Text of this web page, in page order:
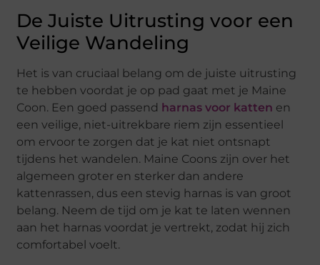
De Juiste Uitrusting voor een
Veilige Wandeling
Het is van cruciaal belang om de juiste uitrusting
te hebben voordat je op pad gaat met je Maine
Coon. Een goed passend harnas voor katten en
een veilige, niet-uitrekbare riem zijn essentieel
om ervoor te zorgen dat je kat niet ontsnapt
tijdens het wandelen. Maine Coons zijn over het
algemeen groter en sterker dan andere
kattenrassen, dus een stevig harnas is van groot
belang. Neem de tijd om je kat te laten wennen
aan het harnas voordat je vertrekt, zodat hij zich
comfortabel voelt.